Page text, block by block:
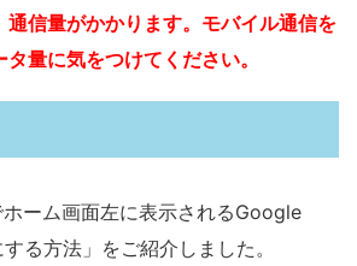
通信量がかかります。モバイル通信を
量に気をつけてください。
ーム画面左に表示されるGoogle
る方法」をご紹介しました。